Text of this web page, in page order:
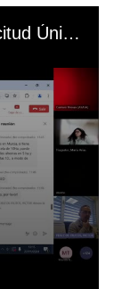
Formación Captura de la Solicitud Única 2025